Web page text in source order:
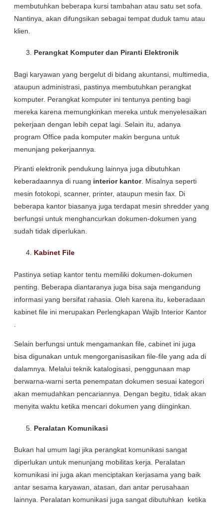
membutuhkan beberapa kursi tambahan atau satu set sofa.
Nantinya, akan difungsikan sebagai tempat duduk tamu atau
klien.
Perangkat Komputer dan Piranti Elektronik
Bagi karyawan yang bergelut di bidang akuntansi, multimedia,
ataupun administrasi, pastinya membutuhkan perangkat
komputer. Perangkat komputer ini tentunya penting bagi
mereka karena memungkinkan mereka untuk menyelesaikan
pekerjaan dengan lebih cepat lagi. Selain itu, adanya
program Office pada komputer makin berguna untuk
menunjang pekerjaannya.
Piranti elektronik pendukung lainnya juga dibutuhkan
keberadaannya di ruang interior kantor. Misalnya seperti
mesin fotokopi, scanner, printer, ataupun mesin fax. Di
beberapa kantor biasanya juga terdapat mesin shredder yang
berfungsi untuk menghancurkan dokumen-dokumen yang
sudah tidak diperlukan.
Kabinet File
Pastinya setiap kantor tentu memiliki dokumen-dokumen
penting. Beberapa diantaranya juga bisa saja mengandung
informasi yang bersifat rahasia. Oleh karena itu, keberadaan
kabinet file ini merupakan Perlengkapan Wajib Interior Kantor
Selain berfungsi untuk mengamankan file, cabinet ini juga
bisa digunakan untuk mengorganisasikan file-file yang ada di
dalamnya. Melalui teknik katalogisasi, penggunaan map
berwarna-warni serta penempatan dokumen sesuai kategori
akan memudahkan pencariannya. Dengan begitu, tidak akan
menyita waktu ketika mencari dokumen yang diinginkan.
Peralatan Komunikasi
Bukan hal umum lagi jika perangkat komunikasi sangat
diperlukan untuk menunjang mobilitas kerja. Peralatan
komunikasi ini juga akan menciptakan kerjasama yang baik
antar sesama karyawan, atasan, dan antar perusahaan
lainnya. Peralatan komunikasi juga sangat dibutuhkan ketika